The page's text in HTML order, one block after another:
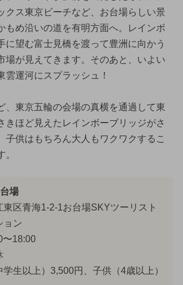
クス東京ビーチなど、お台場らしい景
もめ沿いの道を有明方面へ。レインボ
に望む富士見橋を渡って豊洲に向かう
場が見えてきます。そのあと、いよい
雲運河にスプラッシュ！
、東京五輪の会場の真横を通過して東
きほど見えたレインボーブリッジがさ
子供はもちろん大人もワクワクするこ
場
東区青海1-2-1お台場SKYツーリスト
ョン
〜18:00
学生以上）3,500円、子供（4歳以上）